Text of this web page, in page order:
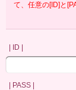
て、任意の[ID]と
| ID |
| PASS |